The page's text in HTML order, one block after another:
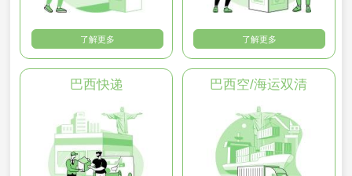
了解更多 了解更多
巴西快递 巴西空/海运双清